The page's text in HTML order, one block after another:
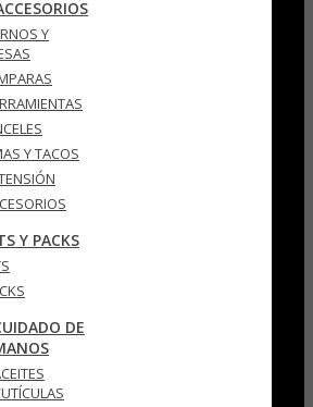
Y
Y TACOS
Y PACKS
DE